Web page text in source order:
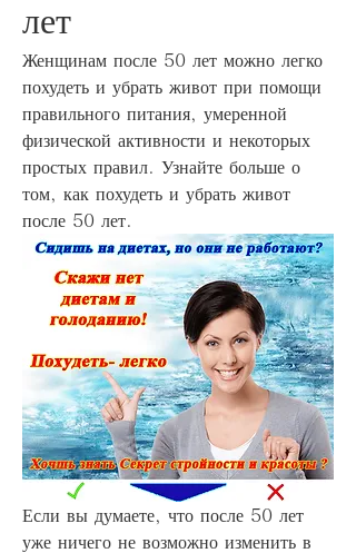
лет
Женщинам после 50 лет можно легко
похудеть и убрать живот при помощи
правильного питания, умеренной
физической активности и некоторых
простых правил. Узнайте больше о
том, как похудеть и убрать живот
после 50 лет.
Если вы думаете, что после 50 лет
уже ничего не возможно изменить в